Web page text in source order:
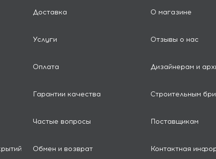
Доставка
Услуги
Оплата
Гарантии качества
Частые вопросы
Обмен и возврат
О магазине
Отзывы о нас
Дизайнерам и
Строительным
Поставщикам
Контактная